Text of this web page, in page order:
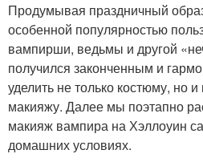
Продумывая праздничный
особенной популярностью
вампирши, ведьмы и другой
получился законченным и
уделить не только костюму, но
макияжу. Далее мы поэтапно
макияж вампира на Хэллоуин
домашних условиях.